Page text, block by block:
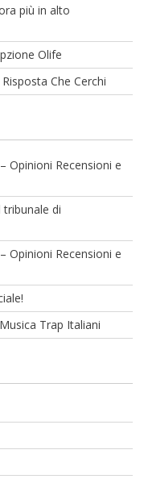
più in alto
Olife
Che Cerchi
Opinioni Recensioni e
di
Opinioni Recensioni e
Trap Italiani